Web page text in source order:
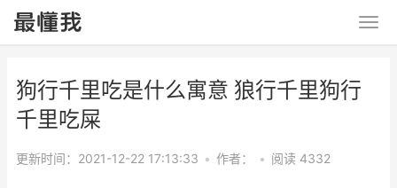
狗行千里吃是什么寓意 狼行千里狗行
千里吃屎
更新时间：2021-12-22 17:13:33 • 作者： • 阅读 4332